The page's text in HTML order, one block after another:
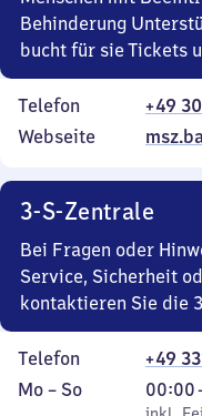
Behinderung
bucht für sie Tickets
Telefon
+49
Webseite
3-S-Zentrale
Bei Fragen oder
Service, Sicherheit
kontaktieren Sie die
Telefon
+49
Montag
Mo – So,
00:00
Von